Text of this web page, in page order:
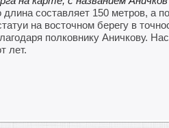
длина составляет 150 метров, а
на восточном берегу в
полковнику Аничкову.
лет.